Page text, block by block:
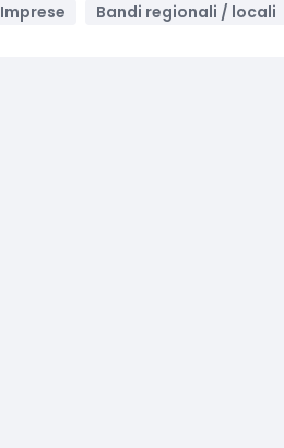
Imprese Bandi regionali / locali